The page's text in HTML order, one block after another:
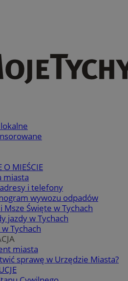
O MIEŚCIE
miasta
i telefony
wywozu odpadów
Msze Święte w Tychach
jazdy w Tychach
Tychach
miasta
sprawę w Urzędzie Miasta?